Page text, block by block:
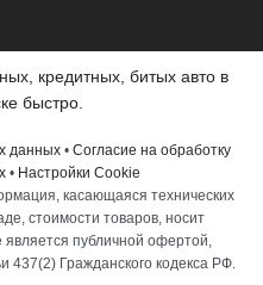
кредитных, битых авто в
быстро.
данных• Согласие на обработку
• Настройки Cookie
касающаяся технических
стоимости товаров, носит
публичной офертой,
Гражданского кодекса РФ.